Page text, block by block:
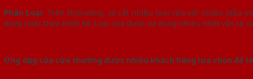
Phân Loại: Trên thị trường, có rất nhiều loại cửa với nhiều mẫu
dụng hoặc theo thiết kế. Loại cửa được sử dụng nhiều nhất vẫn là:
Ứng dụng của cửa thường được nhiều khách hàng lựa chọn để